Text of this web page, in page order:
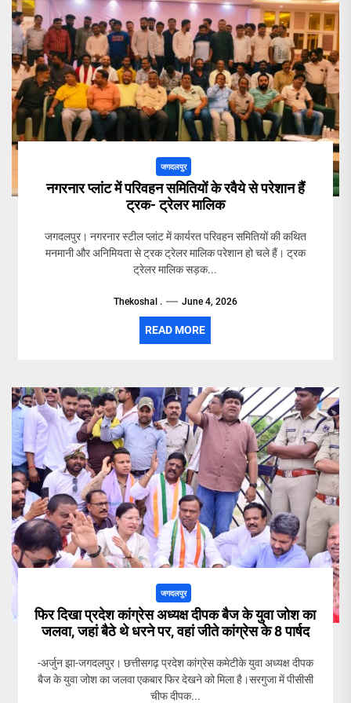
जगदलपुर
नगरनार प्लांट में परिवहन समितियों के रवैये से परेशान हैं
ट्रक- ट्रेलर मालिक
जगदलपुर। नगरनार स्टील प्लांट में कार्यरत परिवहन समितियों की कथित
मनमानी और अनिमियता से ट्रक ट्रेलर मालिक परेशान हो चले हैं। ट्रक
ट्रेलर मालिक सड़क...
Thekoshal . June 4, 2026
READ MORE
जगदलपुर
फिर दिखा प्रदेश कांग्रेस अध्यक्ष दीपक बैज के युवा जोश का
जलवा, जहां बैठे थे धरने पर, वहां जीते कांग्रेस के 8 पार्षद
-अर्जुन झा-जगदलपुर। छत्तीसगढ़ प्रदेश कांग्रेस कमेटीके युवा अध्यक्ष दीपक
बैज के युवा जोश का जलवा एकबार फिर देखने को मिला है।सरगुजा में पीसीसी
चीफ दीपक...